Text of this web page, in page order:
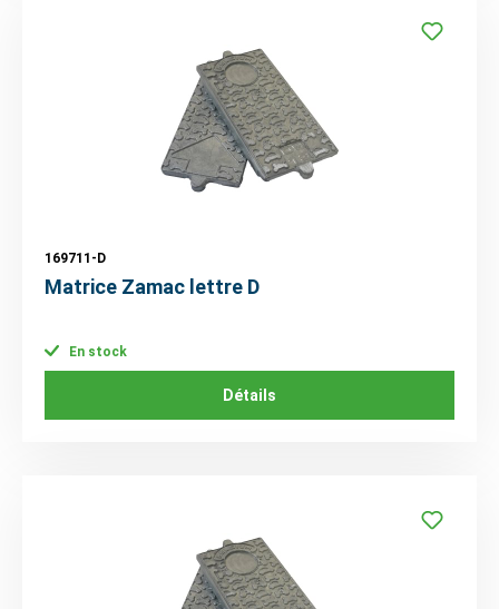
169711-D
Matrice Zamac lettre D
En stock
Détails